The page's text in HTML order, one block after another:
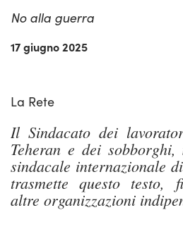
No alla guerra
17 giugno 2025
La Rete
Il Sindacato dei
Teheran e dei sobborghi,
sindacale internazionale
trasmette questo testo,
altre organizzazioni